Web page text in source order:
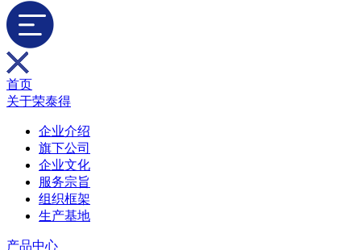
首页
关于荣泰得
企业介绍
旗下公司
企业文化
服务宗旨
组织框架
生产基地
产品中心